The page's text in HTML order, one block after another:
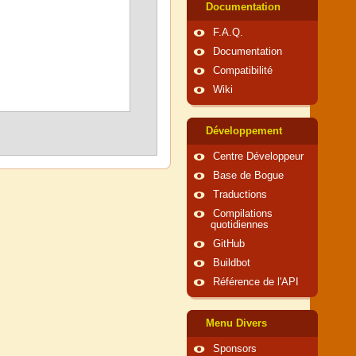
Documentation
F.A.Q.
Documentation
Compatibilité
Wiki
Développement
Centre Développeur
Base de Bogue
Traductions
Compilations
quotidiennes
GitHub
Buildbot
Référence de l'API
Menu Divers
Sponsors